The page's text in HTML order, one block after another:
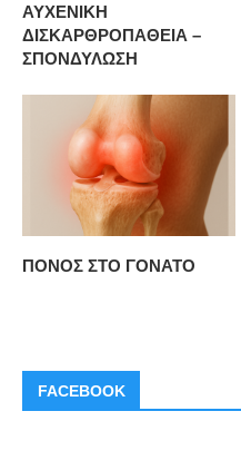
ΑΥΧΕΝΙΚΗ
ΔΙΣΚΑΡΘΡΟΠΑΘΕΙΑ –
ΣΠΟΝΔΥΛΩΣΗ
ΠΟΝΟΣ ΣΤΟ ΓΟΝΑΤΟ
FACEBOOK